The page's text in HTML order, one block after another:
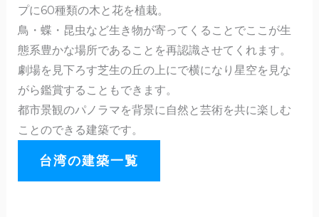
プに60種類の木と花を植栽。
鳥・蝶・昆虫など生き物が寄ってくることでここが生
態系豊かな場所であることを再認識させてくれます。
劇場を見下ろす芝生の丘の上にで横になり星空を見な
がら鑑賞することもできます。
都市景観のパノラマを背景に自然と芸術を共に楽しむ
ことのできる建築です。
台湾の建築一覧